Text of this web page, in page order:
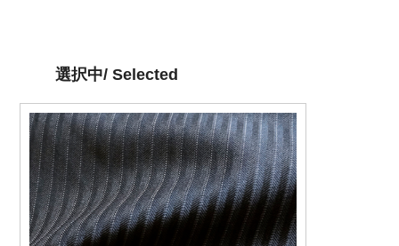
選択中/ Selected